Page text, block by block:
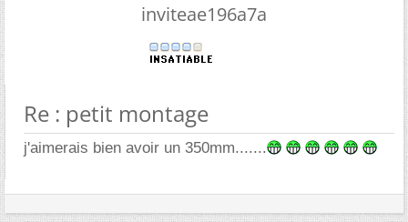
inviteae196a7a
Re : petit montage
j'aimerais bien avoir un 350mm.......